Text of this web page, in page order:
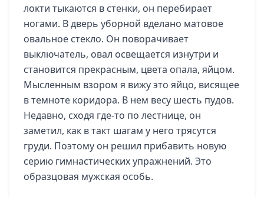
локти тыкаются в стенки, он перебирает
ногами. В дверь уборной вделано матовое
овальное стекло. Он поворачивает
выключатель, овал освещается изнутри и
становится прекрасным, цвета опала, яйцом.
Мысленным взором я вижу это яйцо, висящее
в темноте коридора. В нем весу шесть пудов.
Недавно, сходя где-то по лестнице, он
заметил, как в такт шагам у него трясутся
груди. Поэтому он решил прибавить новую
серию гимнастических упражнений. Это
образцовая мужская особь.